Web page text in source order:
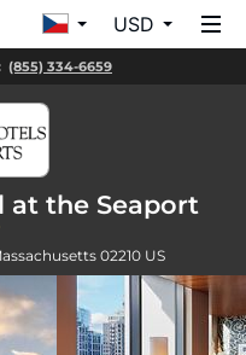
USD
(855) 334-6659
at the Seaport
02210 US